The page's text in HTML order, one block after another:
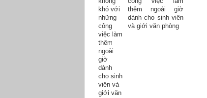
thêm ngoài giờ
dành cho sinh viên
và giới văn phòng